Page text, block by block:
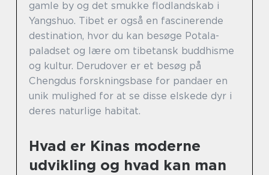
gamle by og det smukke flodlandskab i
Yangshuo. Tibet er også en fascinerende
destination, hvor du kan besøge Potala-
paladset og lære om tibetansk buddhisme
og kultur. Derudover er et besøg på
Chengdus forskningsbase for pandaer en
unik mulighed for at se disse elskede dyr i
deres naturlige habitat.
Hvad er Kinas moderne
udvikling og hvad kan man